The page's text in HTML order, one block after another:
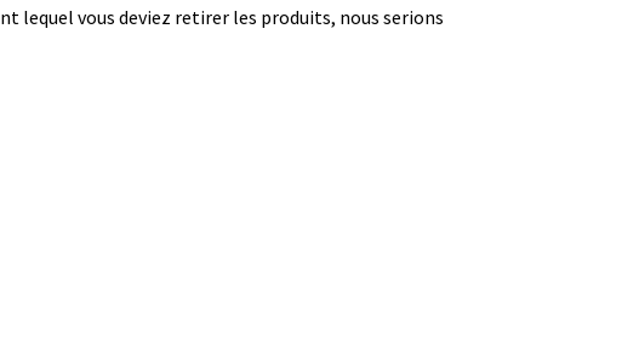
lequel vous deviez retirer les produits, nous serions